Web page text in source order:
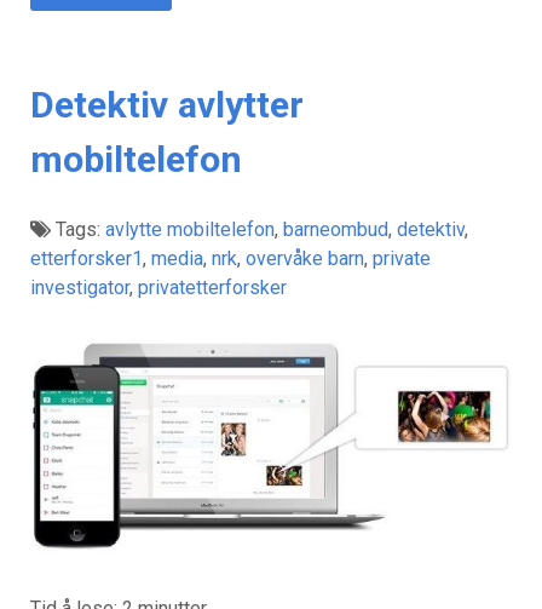
Detektiv avlytter
mobiltelefon
Tags: avlytte mobiltelefon, barneombud, detektiv,
etterforsker1, media, nrk, overvåke barn, private
investigator, privatetterforsker